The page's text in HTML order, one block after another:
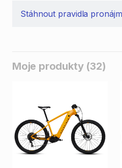
Stáhnout pravidla
Moje produkty (32)